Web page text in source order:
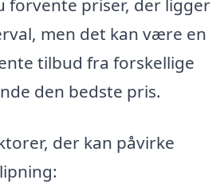
forvente priser, der ligger
men det kan være en
tilbud fra forskellige
den bedste pris.
der kan påvirke